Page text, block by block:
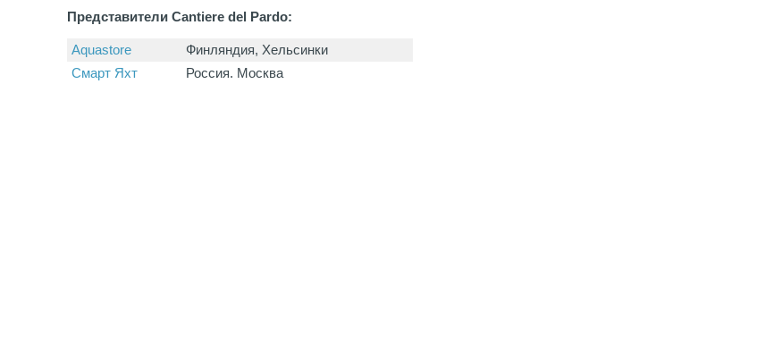
Представители Cantiere del Pardo:
Aquastore
Финляндия, Хельсинки
Смарт Яхт
Россия. Москва